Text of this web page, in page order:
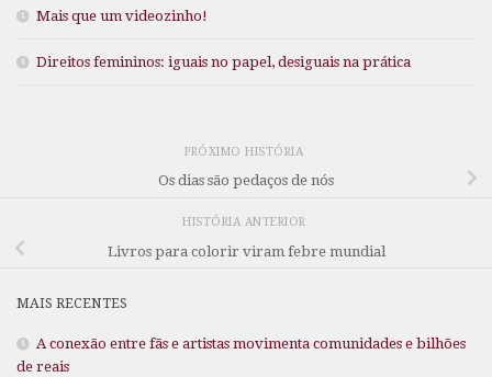
Mais que um videozinho!
Direitos femininos: iguais no papel, desiguais na prática
PRÓXIMO HISTÓRIA
Os dias são pedaços de nós
HISTÓRIA ANTERIOR
Livros para colorir viram febre mundial
MAIS RECENTES
A conexão entre fãs e artistas movimenta comunidades e bilhões
de reais